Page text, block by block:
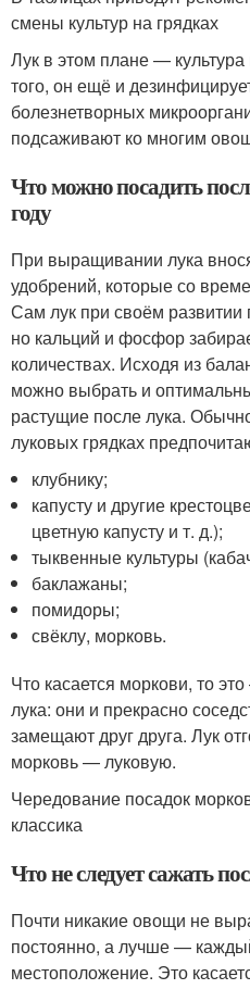
смены культур на грядках
Лук в этом плане —
того, он ещё и
болезнетворных
подсаживают ко многим
Что можно посадить
году
При выращивании лука
удобрений, которые со
Сам лук при своём развитии
но кальций и фосфор
количествах. Исходя из
можно выбрать и
растущие после лука.
луковых грядках
клубнику;
капусту и другие
цветную капусту и т. д.);
тыквенные культуры
баклажаны;
помидоры;
свёклу, морковь.
Что касается моркови, то
лука: они и прекрасно
замещают друг друга. Лук
морковь — луковую.
Чередование посадок
классика
Что не следует сажать
Почти никакие овощи не
постоянно, а лучше —
местоположение. Это